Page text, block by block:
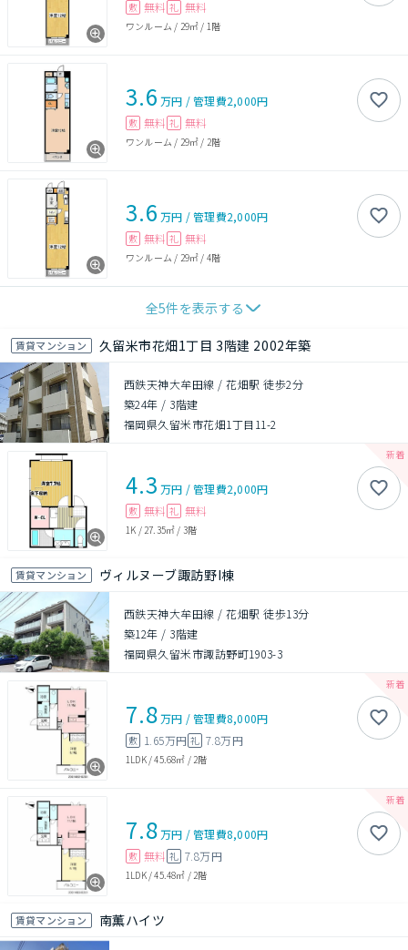
敷 無料 礼 無料
ワンルーム / 29㎡ / 1階
3.6 万円 /管理費2,000円
敷 無料 礼 無料
ワンルーム / 29㎡ / 2階
3.6 万円 /管理費2,000円
敷 無料 礼 無料
ワンルーム / 29㎡ / 4階
全5件を表示する
賃貸マンション 久留米市花畑1丁目 3階建 2002年築
西鉄天神大牟田線 / 花畑駅 徒歩2分
築24年 / 3階建
福岡県久留米市花畑1丁目11-2
4.3 万円 /管理費2,000円
敷 無料 礼 無料
1K / 27.35㎡ / 3階
賃貸マンション ヴィルヌーブ諏訪野I棟
西鉄天神大牟田線 / 花畑駅 徒歩13分
築12年 / 3階建
福岡県久留米市諏訪野町1903-3
7.8万円 /管理費8,000円
敷 1.65万円 礼 7.8万円
1LDK/45.68㎡ / 2階
7.8万円 /管理費8,000円
敷 無料 礼 7.8万円
1LDK/45.48㎡ / 2階
賃貸マンション 南薫ハイツ